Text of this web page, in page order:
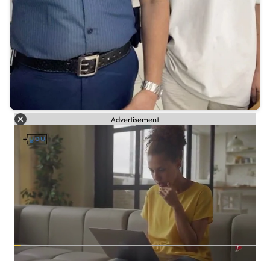
Advertisement